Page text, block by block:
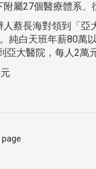
屬27個醫療體系
蔡長海對領到「
純白天班年薪80萬
大醫院，每人2萬